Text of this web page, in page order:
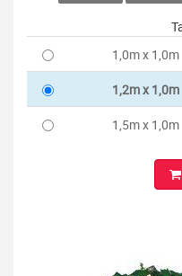
1,0m x 1,0m
1,2m x 1,0m
1,5m x 1,0m